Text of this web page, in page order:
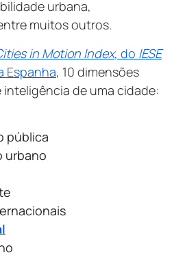
urbana,
muitos outros.
in Motion Index, do IESE
Espanha, 10 dimensões
inteligência de uma cidade:
pública
urbano